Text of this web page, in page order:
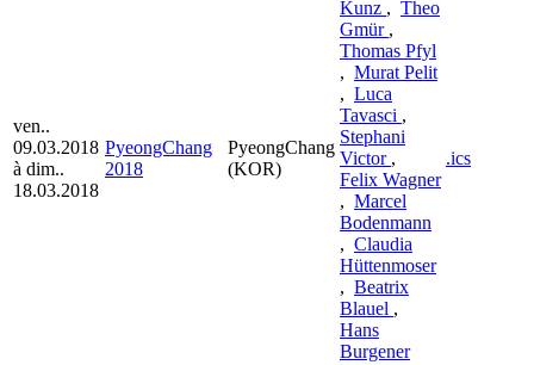
ven..
09.03.2018
à dim..
18.03.2018
PyeongChang
2018
PyeongChang
(KOR)
Kunz , Theo
Gmür ,
Thomas Pfyl
, Murat Pelit
, Luca
Tavasci ,
Stephani
Victor ,
Felix Wagner
, Marcel
Bodenmann
, Claudia
Hüttenmoser
, Beatrix
Blauel ,
Hans
Burgener
.ics